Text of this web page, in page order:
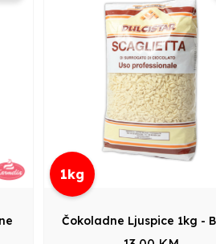
1kg
Čokoladne Ljuspice 1kg -